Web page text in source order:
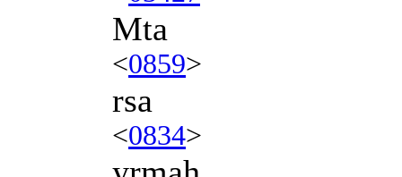
Mta
<0859>
rsa
<0834>